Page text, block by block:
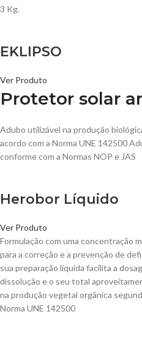
3 Kg.
EKLIPSO
Ver Produto
Protetor solar
Adubo utilizável na produção
acordo com a Norma UNE 142500
conforme com a Normas NOP e JAS
Herobor Líquido
Ver Produto
Formulação com uma concentração
para a correção e a prevenção de
sua preparação líquida facilita a
dissolução e o seu total
na produção vegetal orgânica
Norma UNE 142500